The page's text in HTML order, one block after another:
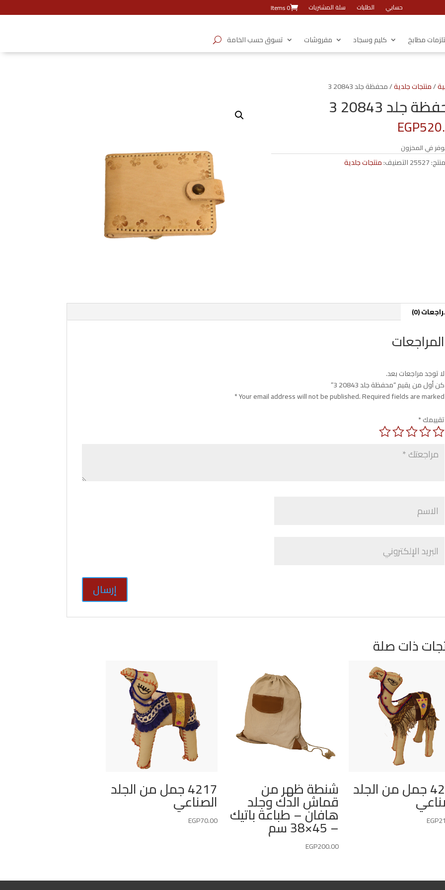
حسابي الطلبات سلة المشتريات 0 Items
مطابخ كليم وسجاد مفروشات تسوق حسب الخامة
/منتجات جلدية/ محفظة جلد 20843 3
جلد 20843 3
EGP
في المخزون
25527التصنيف:منتجات جلدية
(0)
المراجعات
لا توجد مراجعات بعد.
كن أول من يقيم “محفظة جلد 20843 3”
Your email address will not be published.Required fields are marked
*
تقييمك*
ذات صلة
4220 جمل من الجلد
EGP
شنطة ظهر من
قماش الدك وجلد
هافان – طباعة باتيك
– 45×38 سم
EGP200.00
4217 جمل من الجلد
الصناعي
EGP70.00